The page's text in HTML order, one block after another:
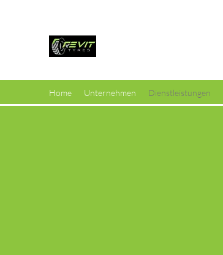
Home Unternehmen Dienstleistungen